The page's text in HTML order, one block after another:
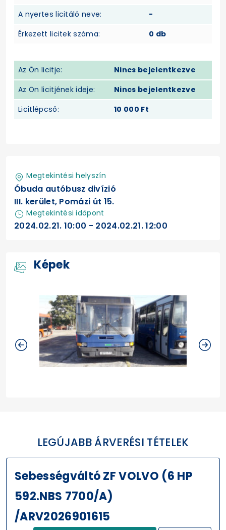
A nyertes licitáló neve:
-
Érkezett licitek száma:
0 db
Az Ön licitje:
Nincs bejelentkezve
Az Ön licitjének ideje:
Nincs bejelentkezve
Licitlépcső:
10 000 Ft
Megtekintési helyszín
Óbuda autóbusz divízió
III. kerület, Pomázi út 15.
Megtekintési időpont
2024.02.21. 10:00 - 2024.02.21. 12:00
Képek
LEGÚJABB ÁRVERÉSI TÉTELEK
Sebességváltó ZF VOLVO (6 HP
592.NBS 7700/A)
/ARV2026901615